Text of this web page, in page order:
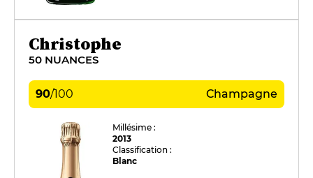
Christophe
50 NUANCES
90/100 Champagne
Millésime :
2013
Classification :
Blanc